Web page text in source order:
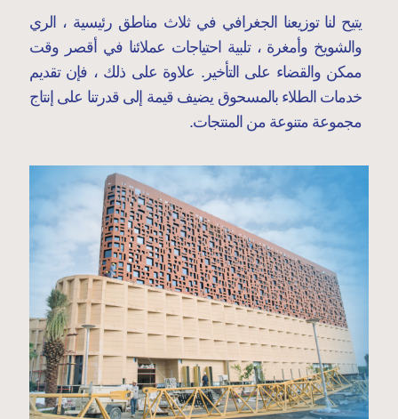
يتيح لنا توزيعنا الجغرافي في ثلاث مناطق رئيسية ، الري
والشويخ وأمغرة ، تلبية احتياجات عملائنا في أقصر وقت
ممكن والقضاء على التأخير. علاوة على ذلك ، فإن تقديم
خدمات الطلاء بالمسحوق يضيف قيمة إلى قدرتنا على إنتاج
مجموعة متنوعة من المنتجات.